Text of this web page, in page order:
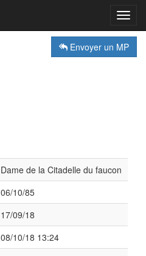
Envoyer un MP
Dame de la Citadelle du faucon
06/10/85
17/09/18
08/10/18 13:24